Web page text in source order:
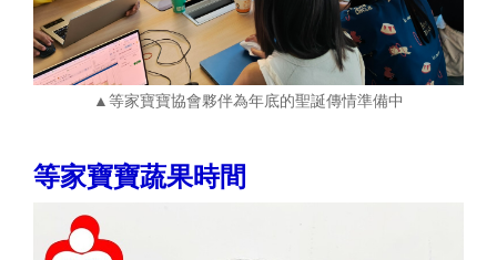
▲等家寶寶協會夥伴為年底的聖誕傳情準備中
等家寶寶蔬果時間